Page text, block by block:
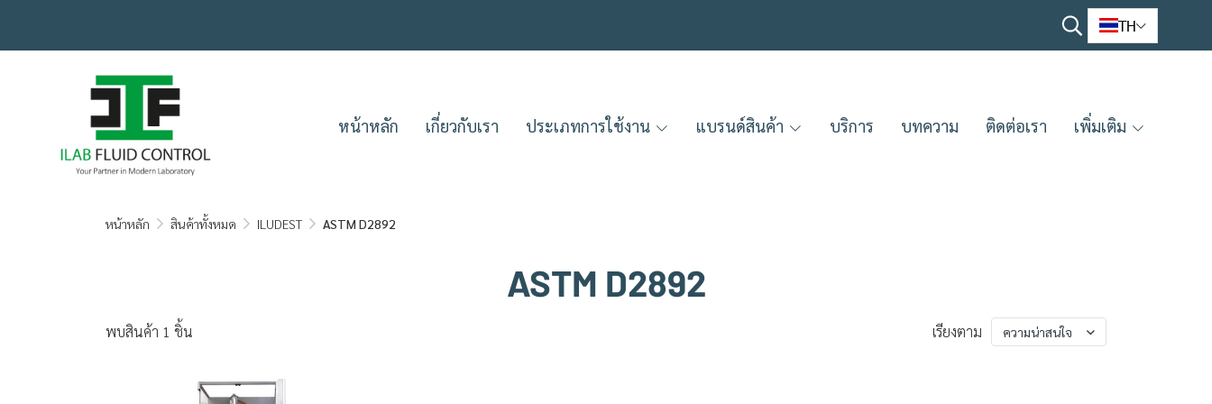
TH
หน้าหลัก เกี่ยวกับเรา ประเภทการใช้งาน แบรนด์สินค้า บริการ บทความ ติดต่อเรา เพิ่มเติม
หน้าหลัก สินค้าทั้งหมด ILUDEST ASTM D2892
ASTM D2892
พบสินค้า 1 ชิ้น เรียงตาม ความน่าสนใจ